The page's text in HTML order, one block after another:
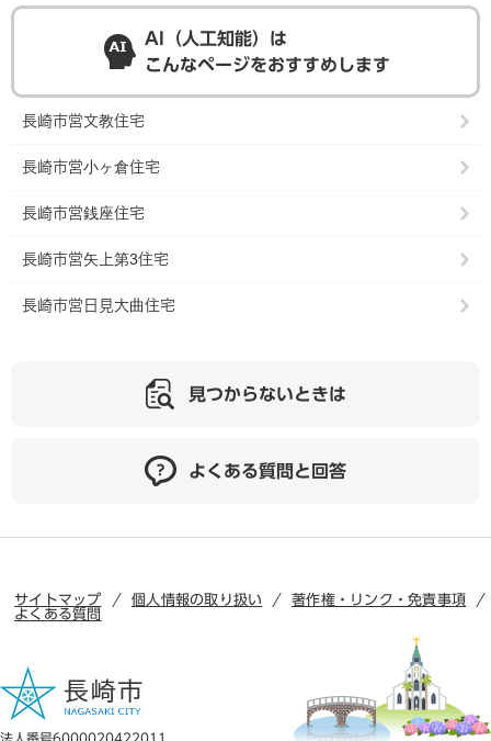
AI（人工知能）は
こんなページをおすすめします
長崎市営文教住宅
長崎市営小ヶ倉住宅
長崎市営銭座住宅
長崎市営矢上第3住宅
長崎市営日見大曲住宅
見つからないときは
よくある質問と回答
サイトマップ 個人情報の取り扱い
著作権・リンク・免責事項
よくある質問
法人番号6000020422011